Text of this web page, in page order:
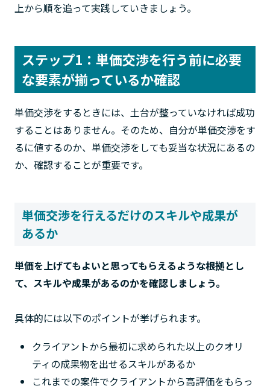
上から順を追って実践していきましょう。
ステップ1：単価交渉を行う前に必要
な要素が揃っているか確認
単価交渉をするときには、土台が整っていなければ成功
することはありません。そのため、自分が単価交渉をす
るに値するのか、単価交渉をしても妥当な状況にあるの
か、確認することが重要です。
単価交渉を行えるだけのスキルや成果が
あるか
単価を上げてもよいと思ってもらえるような根拠とし
て、スキルや成果があるのかを確認しましょう。
具体的には以下のポイントが挙げられます。
クライアントから最初に求められた以上のクオリ
ティの成果物を出せるスキルがあるか
これまでの案件でクライアントから高評価をもらっ